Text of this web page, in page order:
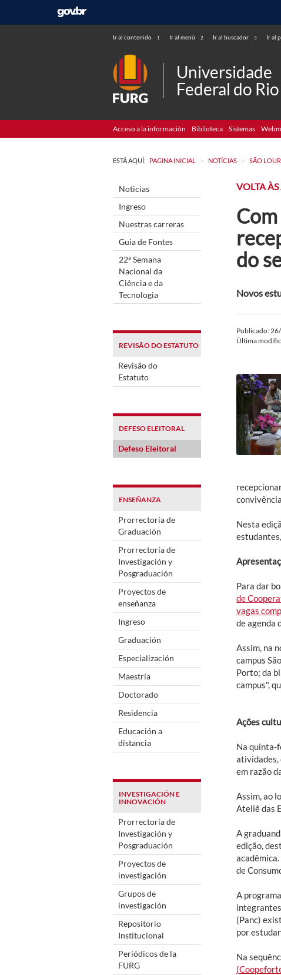
Ir al contenido 1 Ir al menú 2 Ir al buscador 3 Ir al
Universidade
Federal do
Acceso a la información Biblioteca Sistemas
ESTÁ AQUÍ: PAGINA INICIAL > NOTÍCIAS > SÃO
Noticias
Ingreso
Nuestras carreras
Guia de Fontes
22ª Semana
Nacional da
Ciência e da
Tecnologia
REVISÃO DO ESTATUTO
Revisão do
Estatuto
DEFESO ELEITORAL
Defeso Eleitoral
ENSEÑANZA
Prorrectoría de
Graduación
Prorrectoría de
Investigación y
Posgraduación
Proyectos de
enseñanza
Ingreso
Graduación
Especialización
Maestría
Doctorado
Residencia
Educación a
distancia
INVESTIGACIÓN E
INNOVACIÓN
Prorrectoría de
Investigación y
Posgraduación
Proyectos de
investigación
Grupos de
investigación
Repositorio
Institucional
Periódicos de la
FURG
VOLTA
do
Novos
Publicado:
Última
Nesta
Para dar
de
vagas
de agenda
Assim, na
campus
Porto; da
campus",
Ações
Na quinta-
atividades,
em razão
Assim, ao
Ateliê das
A
edição,
de
A
(Panc)
por
Na